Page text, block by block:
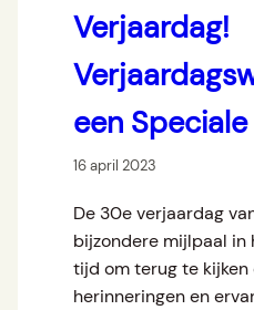
Verjaardag!
een
16 april 2023
De 30e verjaardag
bijzondere mijlpaal in
tijd om terug te kijken
herinneringen en